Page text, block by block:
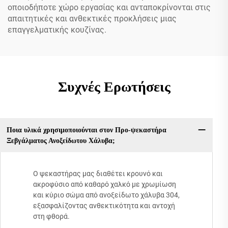
οποιοδήποτε χώρο εργασίας και ανταποκρίνονται στις
απαιτητικές και ανθεκτικές προκλήσεις μιας
επαγγελματικής κουζίνας.
Συχνές Ερωτήσεις
Ποια υλικά χρησιμοποιούνται στον Προ-ψεκαστήρα
Ξεβγάλματος Ανοξείδωτου Χάλυβα;
Ο ψεκαστήρας μας διαθέτει κρουνό και
ακροφύσιο από καθαρό χαλκό με χρωμίωση
και κύριο σώμα από ανοξείδωτο χάλυβα 304,
εξασφαλίζοντας ανθεκτικότητα και αντοχή
στη φθορά.